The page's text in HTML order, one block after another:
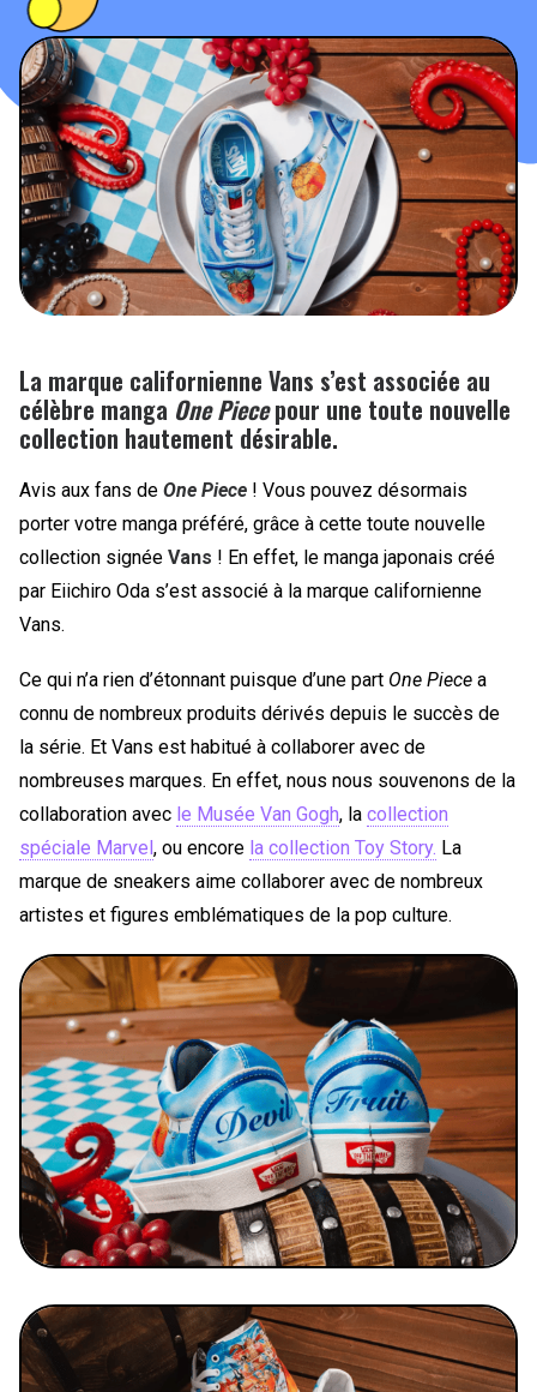
PEOPLE
FOOD
BONS PLANS
SOUTENEZ KULTT
La marque californienne Vans s’est associée au
célèbre manga One Piecepour une toute nouvelle
collection hautement désirable.
Avis aux fans de One Piece ! Vous pouvez désormais
porter votre manga préféré, grâce à cette toute nouvelle
collection signée Vans ! En effet, le manga japonais créé
par Eiichiro Oda s’est associé à la marque californienne
Vans.
Ce qui n’a rien d’étonnant puisque d’une part One Piece a
connu de nombreux produits dérivés depuis le succès de
la série. Et Vans est habitué à collaborer avec de
nombreuses marques. En effet, nous nous souvenons de la
collaboration avec le Musée Van Gogh, la collection
spéciale Marvel, ou encore la collection Toy Story. La
marque de sneakers aime collaborer avec de nombreux
artistes et figures emblématiques de la pop culture.